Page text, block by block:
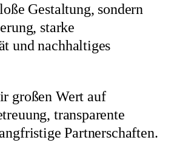
Gestaltung, sondern
starke
und nachhaltiges
großen Wert auf
transparente
Partnerschaften.